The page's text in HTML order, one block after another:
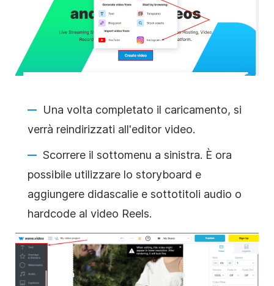
Una volta completato il caricamento, si
verrà reindirizzati all'editor video.
Scorrere il sottomenu a sinistra. È ora
possibile utilizzare lo storyboard e
aggiungere didascalie e sottotitoli audio o
hardcode al video Reels.